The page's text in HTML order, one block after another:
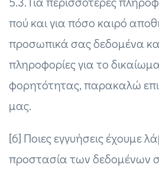
πού και για πόσο καιρό
προσωπικά σας δεδομένα
πληροφορίες για το
φορητότητας, παρακαλώ
μας.
[6] Ποιες εγγυήσεις έχουμε
προστασία των δεδομένων